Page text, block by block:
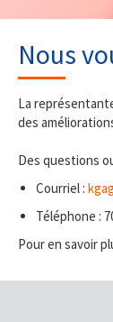
Nous
La
des
Des questions
Courriel :
Téléphone :
Pour en savoir